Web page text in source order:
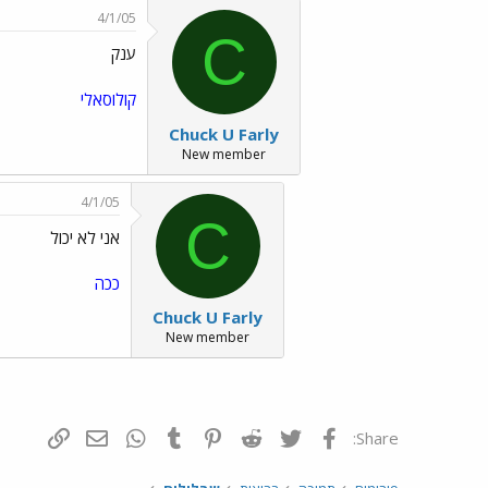
C
Chuck U Farly
New member
4/1/05
ענק
קולוסאלי
C
Chuck U Farly
New member
4/1/05
אני לא יכול
ככה
Share: פייסבוק Twitter
Reddit
Pinterest
Tumblr
WhatsAppדואר אלקטרוני